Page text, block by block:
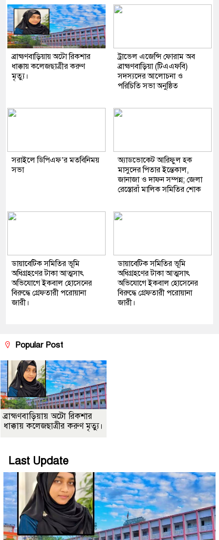
ব্রাহ্মণবাড়িয়ায় অটো রিকশার
ধাক্কায় কলেজছাত্রীর করুণ
মৃত্যু।
ট্রাভেল এজেন্সি ফোরাম অব
ব্রাহ্মণবাড়িয়া (টিএএফবি)
সদস্যদের আলোচনা ও
পরিচিতি সভা অনুষ্ঠিত
সরাইলে ডিপিএফ’র মতবিনিময়
সভা
অ্যাডভোকেট আরিফুল হক
মাসুদের পিতার ইন্তেকাল,
জানাজা ও দাফন সম্পন্ন; জেলা
রেস্তোরাঁ মালিক সমিতির শোক
ডায়াবেটিক সমিতির ভূমি
অধিগ্রহণের টাকা আত্মসাৎ
অভিযোগে ইকবাল হোসেনের
বিরুদ্ধে গ্রেফতারী পরোয়ানা
জারী।
ডায়াবেটিক সমিতির ভূমি
অধিগ্রহণের টাকা আত্মসাৎ
অভিযোগে ইকবাল হোসেনের
বিরুদ্ধে গ্রেফতারী পরোয়ানা
জারী।
Popular Post
ব্রাহ্মণবাড়িয়ায় অটো রিকশার
ধাক্কায় কলেজছাত্রীর করুণ মৃত্যু।
Last Update